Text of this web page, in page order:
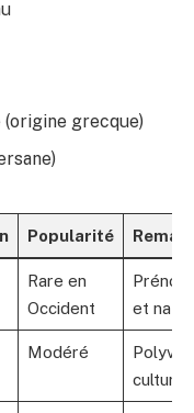
grecque)
Popularité
Rare en
Occident
et
Modéré